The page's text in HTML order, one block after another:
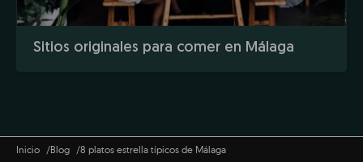
Sitios originales para comer en Málaga
Inicio Blog 8 platos estrella típicos de Málaga